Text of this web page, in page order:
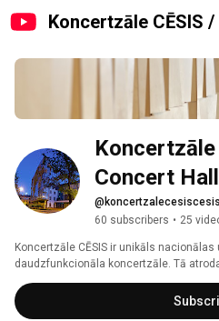
Koncertzāle CĒSIS
Koncertzāle
Concert Hall
60 subscribers • 25
Koncertzāle CĒSIS ir unikāls
daudzfunkcionāla koncertzāle. Tā
pilsētām – Cēsīs. Pilsētā, kur vienlaikus
senatnīgo elpu, gan mūsdienīgu,
2014. gada pavasarī koncertzālē